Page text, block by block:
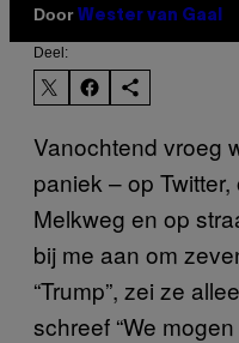
Door Wester van Gaal
Deel:
Vanochtend vroeg
paniek – op
Melkweg en op
bij me aan om
“Trump”, zei ze
schreef “We